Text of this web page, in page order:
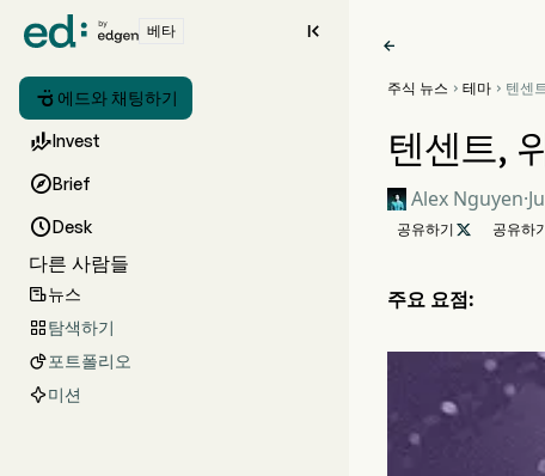
베타 
 에드와 채팅하기
Invest
Brief
Desk
다른 사람들
뉴스
탐색하기
포트폴리오
미션

주식 뉴스  테마  텐센
텐센트,
Alex Nguyen·
공유하기  공유하
주요 요점: